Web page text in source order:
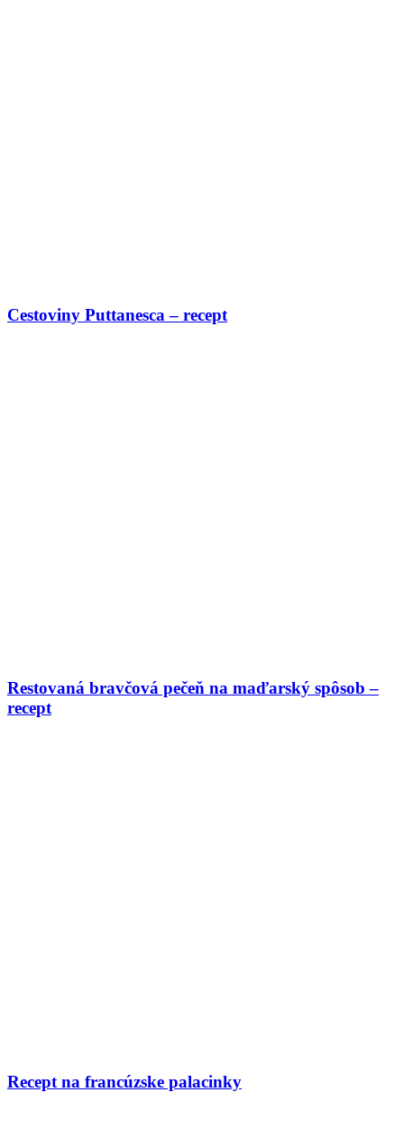
Cestoviny Puttanesca – recept
Restovaná bravčová pečeň na maďarský spôsob –
recept
Recept na francúzske palacinky